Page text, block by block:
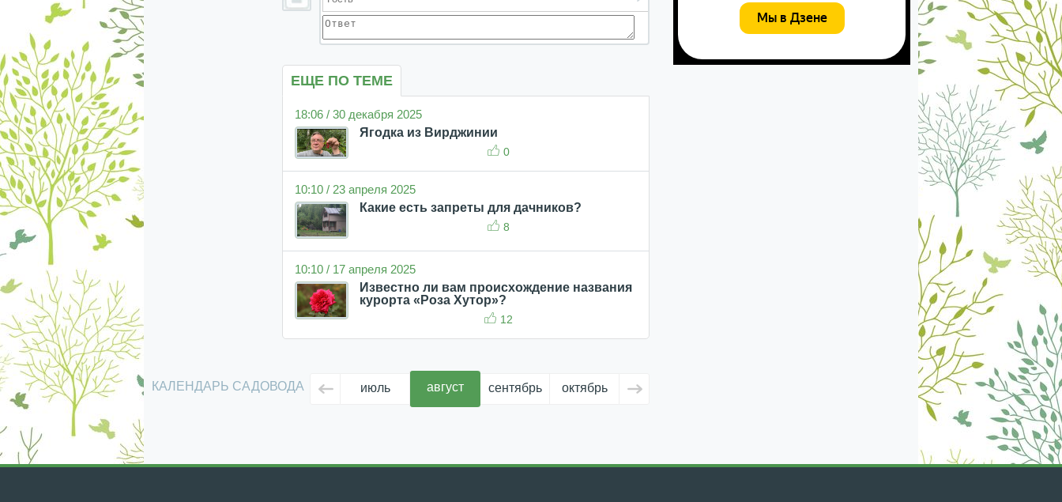
ЕЩЕ ПО ТЕМЕ
18:06 / 30 декабря 2025
Ягодка из Вирджинии
0
10:10 / 23 апреля 2025
Какие есть запреты для дачников?
8
10:10 / 17 апреля 2025
Известно ли вам происхождение названия
курорта «Роза Хутор»?
12
КАЛЕНДАРЬ САДОВОДА июль август сентябрь октябрь ноябрь март апрель